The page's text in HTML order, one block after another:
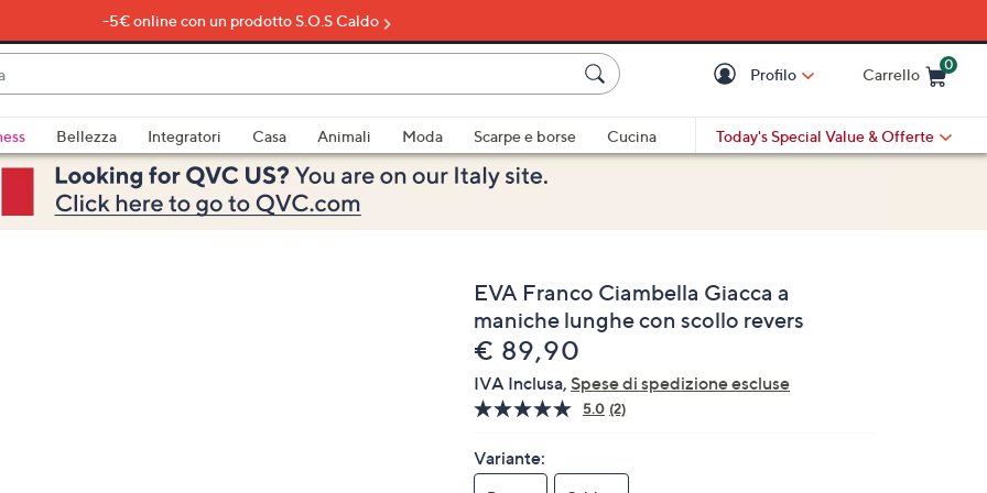
-5€ online con un prodotto S.O.S Caldo
Profilo Carrello
0
Bellezza Integratori Casa Animali Moda Scarpe e borse
Cucina
Today's Special Value & Offerte
EVA Franco Ciambella Giacca a
maniche lunghe con scollo revers
eliminato
€ 89,90
IVA Inclusa, Spese di spedizione escluse
5.0 Leggi
Stesso
(2)
Variante: